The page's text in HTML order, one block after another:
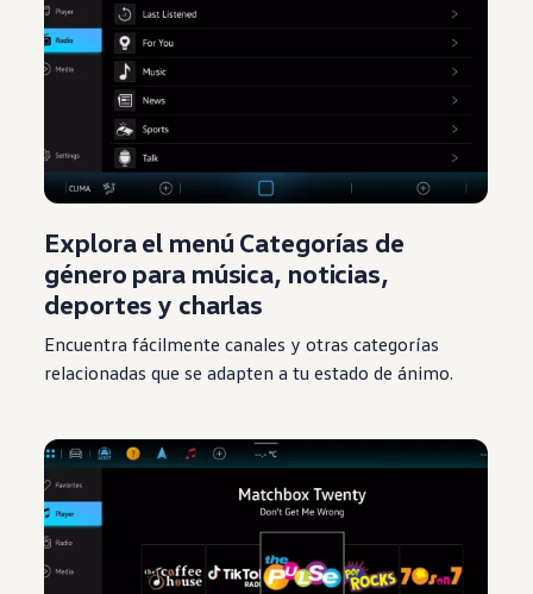
Explora el menú Categorías de
género para música, noticias,
deportes y charlas
Encuentra fácilmente canales y otras categorías
relacionadas que se adapten a tu estado de ánimo.